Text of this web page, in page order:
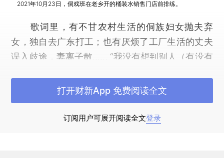
2021年10月23日，侗戏班在老乡开的桶装水销售门店前排练。
歌词里，有不甘农村生活的侗族妇女抛夫弃
女，独自去广东打工；也有厌烦了工厂生活的丈夫
误入歧途，妻离子散…… “我没有想到别人（有没有
了。”孟建英说。但演出过后，总有人找她说，她唱
的故事与身边人的经历不谋而合。
下班后的夜里，女人会涂上最艳丽的眼影，男
订阅用户可展开阅读全文登录
打开财新App 免费阅读全文